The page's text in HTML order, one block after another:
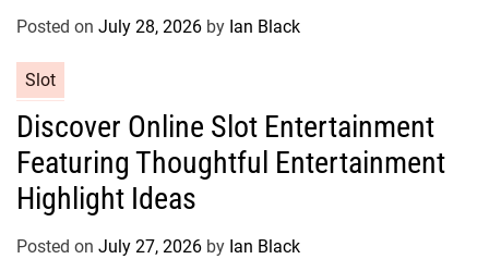
r
s
Posted on July 28, 2026 by Ian Black
a
e
g
o
r
Slot
Discover Online Slot Entertainment
Featuring Thoughtful Entertainment
Highlight Ideas
Posted on July 27, 2026 by Ian Black